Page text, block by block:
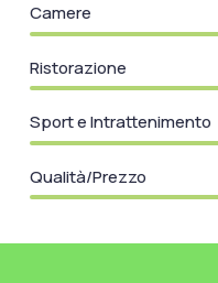
Camere
Ristorazione
Sport e Intrattenimento
Qualità/Prezzo